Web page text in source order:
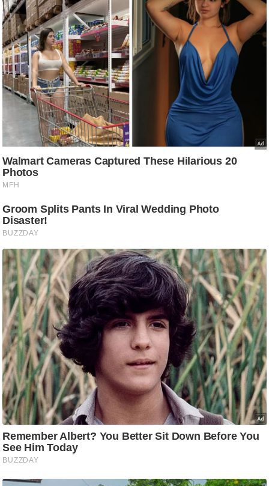
/
फै
श
न
घ
रे
लू
स्खे
प
र्य
ट
न
स्थ
ल
फि
ट
ने
स
मं
त्रा
रि
ले
श
न
शि
प
रा
ज
नी